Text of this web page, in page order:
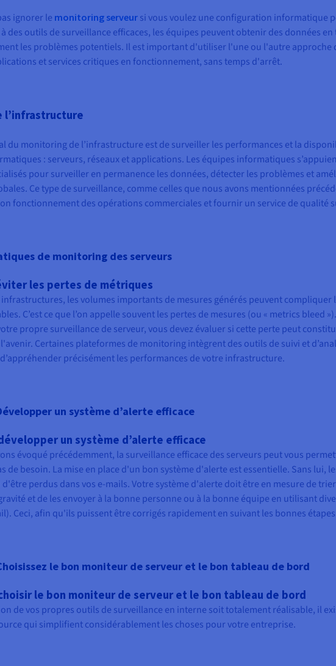
ignorer le monitoring serveur si vous voulez une configuration informatique
des outils de surveillance efficaces, les équipes peuvent obtenir des données
les problèmes potentiels. Il est important d'utiliser l'une ou l'autre
et services critiques en fonctionnement, sans temps d'arrêt.
l’infrastructure
du monitoring de l’infrastructure est de surveiller les performances et la
: serveurs, réseaux et applications. Les équipes informatiques
pour surveiller en permanence les données, détecter les problèmes et
Ce type de surveillance, comme celles que nous avons mentionnées
fonctionnement des opérations commerciales et fournir un service de qualité
de monitoring des serveurs
les pertes de métriques
les volumes importants de mesures générés peuvent
C’est ce que l’on appelle souvent les pertes de mesures (ou « metrics bleed
propre surveillance de serveur, vous devez évaluer si cette perte peut
Certaines plateformes de monitoring intègrent des outils de suivi et
précisément les performances de votre infrastructure.
un système d’alerte efficace
un système d’alerte efficace
évoqué précédemment, la surveillance efficace des serveurs peut vous
de besoin. La mise en place d'un bon système d'alerte est essentielle. Sans lui,
perdus dans vos e-mails. Votre système d'alerte doit être en mesure de
et de les envoyer à la bonne personne ou à la bonne équipe en utilisant
Ceci, afin qu'ils puissent être corrigés rapidement en suivant les bonnes
le bon moniteur de serveur et le bon tableau de bord
choisir le bon moniteur de serveur et le bon tableau de bord
de vos propres outils de surveillance en interne soit totalement réalisable, il
qui simplifient considérablement les choses pour votre entreprise.